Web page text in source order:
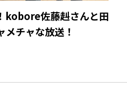
kobore佐藤赳さんと田
チャな放送！